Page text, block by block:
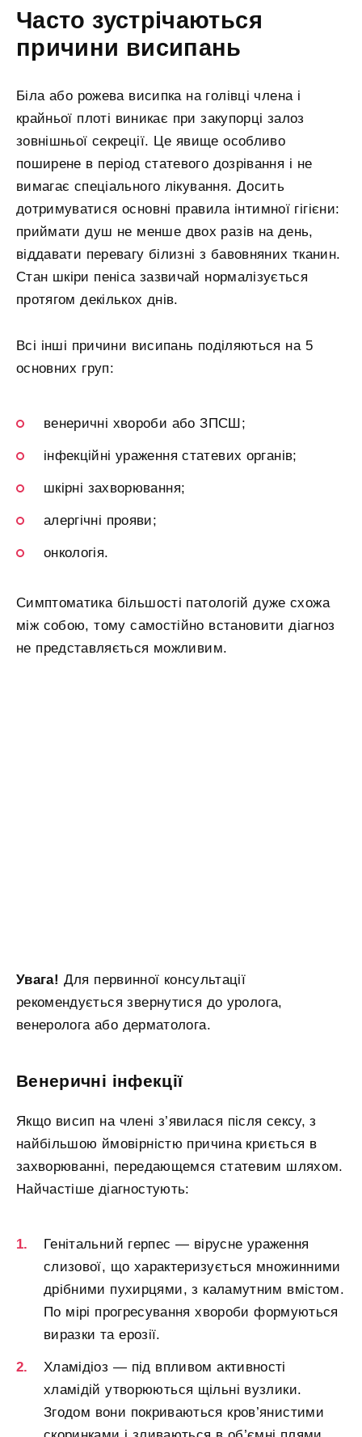
Часто зустрічаються
причини висипань
Біла або рожева висипка на голівці члена і
крайньої плоті виникає при закупорці залоз
зовнішньої секреції. Це явище особливо
поширене в період статевого дозрівання і не
вимагає спеціального лікування. Досить
дотримуватися основні правила інтимної гігієни:
приймати душ не менше двох разів на день,
віддавати перевагу білизні з бавовняних тканин.
Стан шкіри пеніса зазвичай нормалізується
протягом декількох днів.
Всі інші причини висипань поділяються на 5
основних груп:
венеричні хвороби або ЗПСШ;
інфекційні ураження статевих органів;
шкірні захворювання;
алергічні прояви;
онкологія.
Симптоматика більшості патологій дуже схожа
між собою, тому самостійно встановити діагноз
не представляється можливим.
Увага! Для первинної консультації
рекомендується звернутися до уролога,
венеролога або дерматолога.
Венеричні інфекції
Якщо висип на члені з’явилася після сексу, з
найбільшою ймовірністю причина криється в
захворюванні, передающемся статевим шляхом.
Найчастіше діагностують:
Генітальний герпес — вірусне ураження
слизової, що характеризується множинними
дрібними пухирцями, з каламутним вмістом.
По мірі прогресування хвороби формуються
виразки та ерозії.
Хламідіоз — під впливом активності
хламідій утворюються щільні вузлики.
Згодом вони покриваються кров’янистими